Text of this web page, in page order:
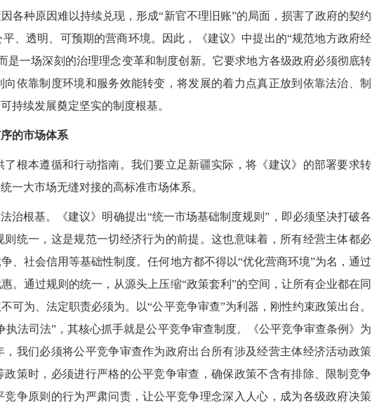
各种原因难以持续兑现，形成“新官不理旧账”的局面，损害了政府的契约
、透明、可预期的营商环境。因此，《建议》中提出的“规范地方政府经
是一场深刻的治理理念变革和制度创新。它要求地方各级政府必须彻底转
依靠制度环境和服务效能转变，将发展的着力点真正放到依靠法治、制
持续发展奠定坚实的制度根基。
的市场体系
本遵循和行动指南。我们要立足新疆实际，将《建议》的部署要求转
一大市场无缝对接的高标准市场体系。
根基。《建议》明确提出“统一市场基础制度规则”，即必须坚决打破各
统一，这是规范一切经济行为的前提。这也意味着，所有经营主体都必
、社会信用等基础性制度。任何地方都不得以“优化营商环境”为名，通过
。通过规则的统一，从源头上压缩“政策套利”的空间，让所有企业都在同
可为、法定职责必须为。以“公平竞争审查”为利器，刚性约束政策出台。
执法司法”，其核心抓手就是公平竞争审查制度。《公平竞争审查条例》为
我们必须将公平竞争审查作为政府出台所有涉及经营主体经济活动政策
策时，必须进行严格的公平竞争审查，确保政策不含有排除、限制竞争
争原则的行为严肃问责，让公平竞争理念深入人心，成为各级政府决策
20260807